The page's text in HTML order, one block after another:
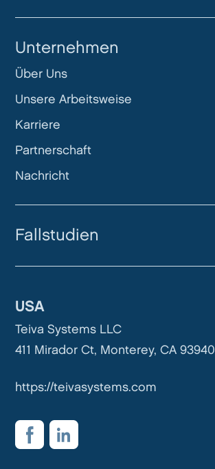
USA
Teiva Systems LLC
411 Mirador Ct, Monterey, CA 93940
https://teivasystems.com
Unternehmen
Über Uns
Unsere Arbeitsweise
Karriere
Partnerschaft
Nachricht
Fallstudien